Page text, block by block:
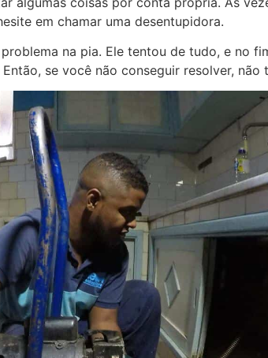
em chamar uma desentupidora.
na pia. Ele tentou de tudo, e no
se você não conseguir resolver, não